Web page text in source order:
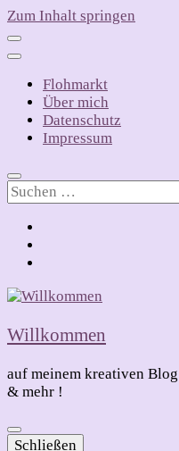
Zum Inhalt springen
Flohmarkt
Über mich
Datenschutz
Impressum
Suchen
nach:
Willkommen
auf meinem kreativen
& mehr !
Schließen